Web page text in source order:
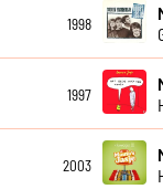
1998
1997
2003